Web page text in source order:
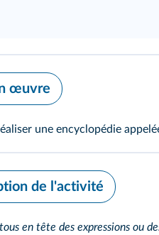
œuvre
une encyclopédie
de l'activité
en tête des expressions ou